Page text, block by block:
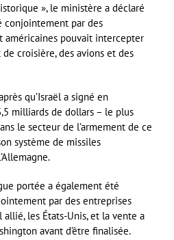
», le ministère a déclaré
conjointement par des
américaines pouvait intercepter
croisière, des avions et des
qu’Israël a signé en
milliards de dollars – le plus
le secteur de l’armement de ce
système de missiles
portée a également été
par des entreprises
allié, les États-Unis, et la vente a
avant d’être finalisée.